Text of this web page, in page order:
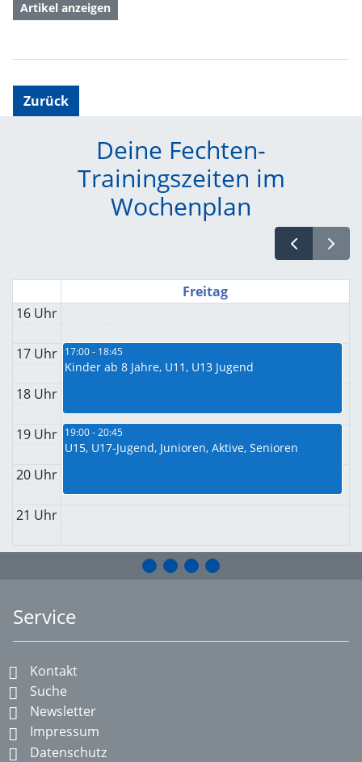
Artikel anzeigen
Zurück
Deine Fechten-
Trainingszeiten im
Wochenplan
Freitag
16 Uhr
17 Uhr
18 Uhr
19 Uhr
20 Uhr
21 Uhr
17:00 - 18:45
Kinder ab 8 Jahre, U11, U13 Jugend
19:00 - 20:45
U15, U17-Jugend, Junioren, Aktive, Senioren
Service
Kontakt
Suche
Newsletter
Impressum
Datenschutz